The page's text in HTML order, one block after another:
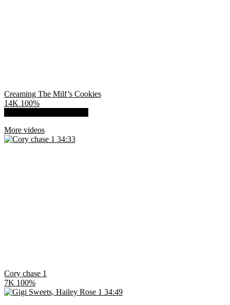
Creaming The Milf’s Cookies
14K 100%
More videos
34:33
Cory chase 1
7K 100%
34:49